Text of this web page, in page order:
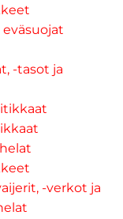
eväsuojat
-tasot ja
-verkot ja